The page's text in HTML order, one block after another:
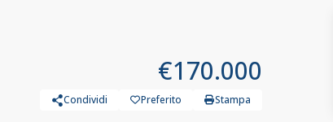
€170.000
Condividi Preferito Stampa